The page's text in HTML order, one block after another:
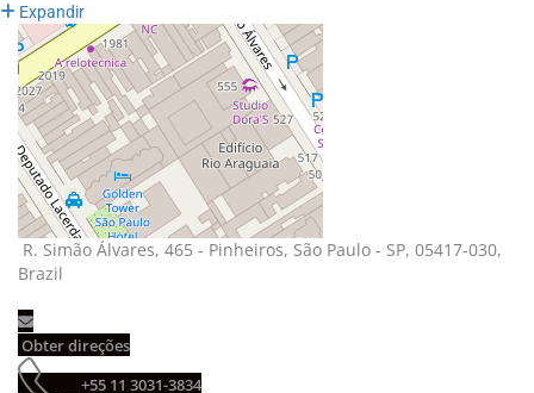
Expandir
R. Simão Álvares, 465 - Pinheiros, São Paulo - SP, 05417-030,
Brazil
Obter direções
+55 11 3031-3834